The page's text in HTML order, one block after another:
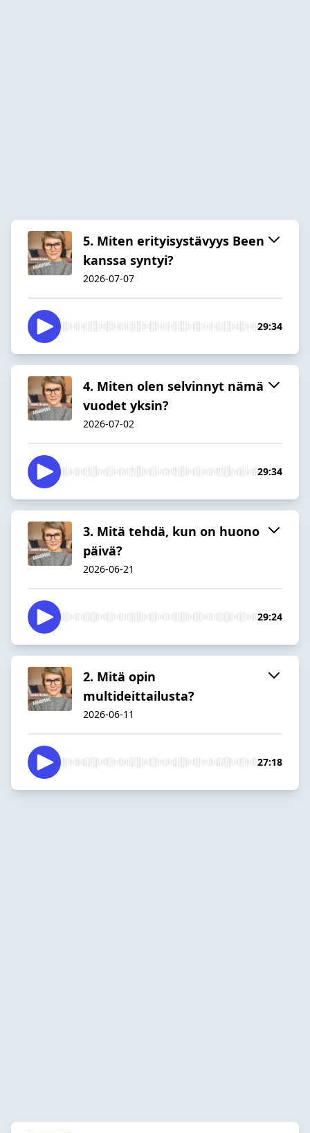
5. Miten erityisystävyys Been
kanssa syntyi?
2026-07-07
29:34
4. Miten olen selvinnyt nämä
vuodet yksin?
2026-07-02
29:34
3. Mitä tehdä, kun on huono
päivä?
2026-06-21
29:24
2. Mitä opin
multideittailusta?
2026-06-11
27:18